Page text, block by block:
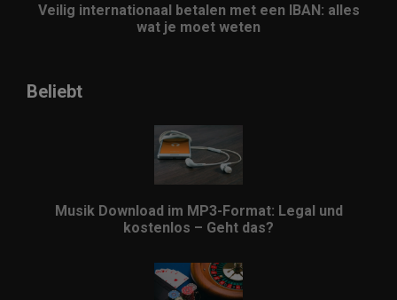
Veilig internationaal betalen met een IBAN: alles
wat je moet weten
Beliebt
Musik Download im MP3-Format: Legal und
kostenlos – Geht das?